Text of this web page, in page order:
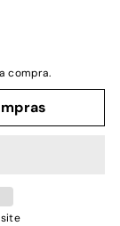
compra.